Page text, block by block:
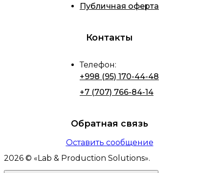
Публичная оферта
Контакты
Телефон:
+998 (95) 170-44-48
+7 (707) 766-84-14
Обратная связь
Оставить сообщение
2026 © « Lab & Production Solutions».